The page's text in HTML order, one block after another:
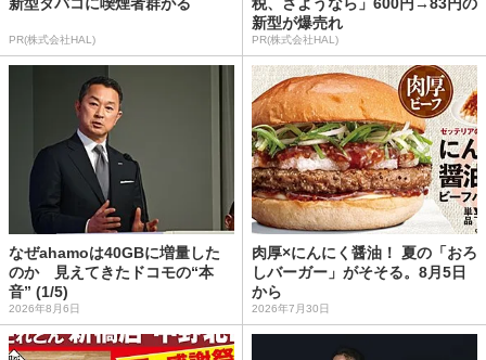
PR(株式会社HAL)
新型が爆売れ
PR(株式会社HAL)
なぜahamoは40GBに増量した
のか 見えてきたドコモの“本
音” (1/5)
2026年8月6日
肉厚×にんにく醤油！ 夏の「おろ
しバーガー」がそそる。8月5日
から
2026年7月30日